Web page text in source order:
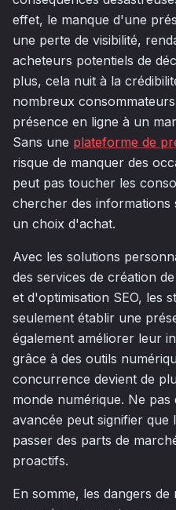
effet, le manque d'une
une perte de visibilité,
acheteurs potentiels de
plus, cela nuit à la
nombreux
présence en ligne à un
Sans une plateforme de
risque de manquer des
peut pas toucher les
chercher des
un choix d'achat.
Avec les solutions
des services de création
et d'optimisation SEO, les
seulement établir une
également améliorer leur
grâce à des outils
concurrence devient de
monde numérique. Ne
avancée peut signifier que
passer des parts de
proactifs.
En somme, les dangers